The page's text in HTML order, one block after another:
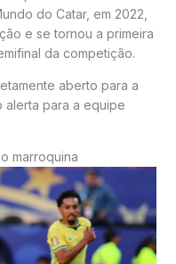
do Catar, em 2022,
e se tornou a primeira
da competição.
aberto para a
para a equipe
marroquina